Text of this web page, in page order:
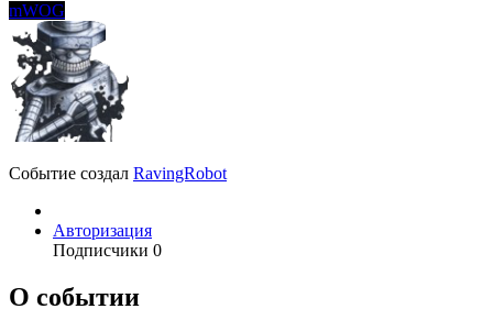
mWOG
Событие создал RavingRobot
Авторизация
Подписчики 0
О событии